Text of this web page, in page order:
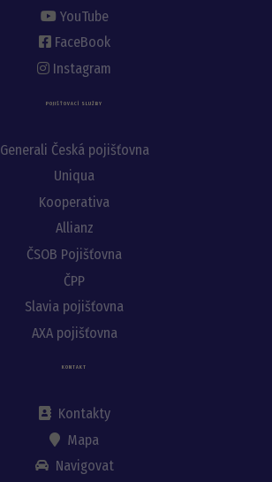
YouTube
FaceBook
Instagram
POJIŠŤOVACÍ SLUŽBY
Generali Česká pojišťovna
Uniqua
Kooperativa
Allianz
ČSOB Pojišťovna
ČPP
Slavia pojišťovna
AXA pojišťovna
KONTAKT
Kontakty
Mapa
Navigovat